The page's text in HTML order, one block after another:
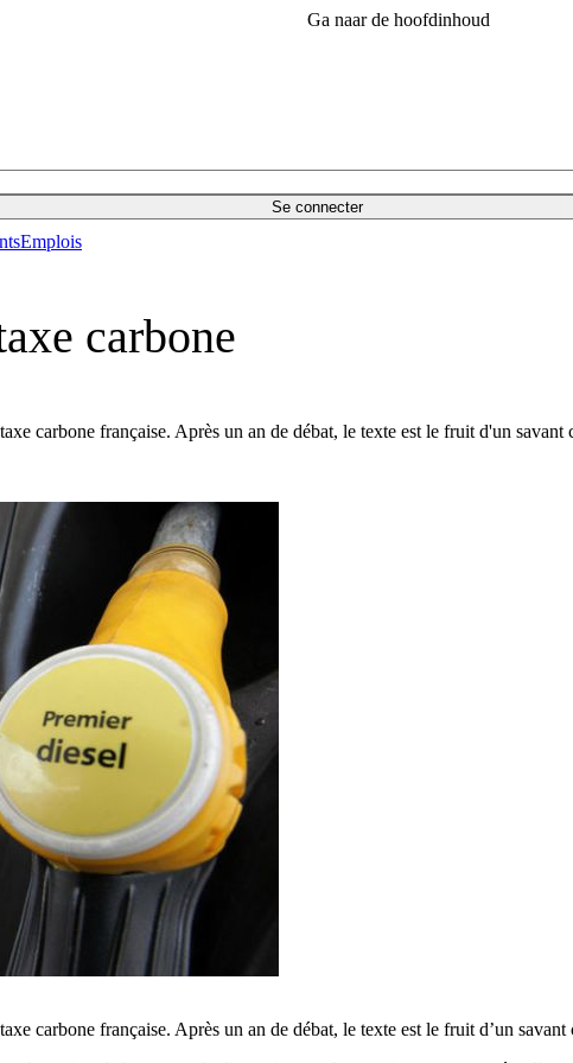
Ga naar de hoofdinhoud
Se connecter
Emplois
carbone
carbone française. Après un an de débat, le texte est le fruit d'un savant
carbone française. Après un an de débat, le texte est le fruit d’un savant